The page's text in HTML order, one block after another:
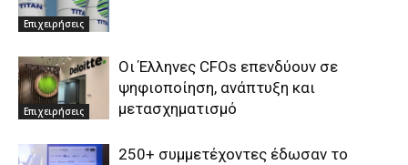
Επιχειρήσεις
Επιχειρήσεις
Οι Έλληνες CFOs επενδύουν σε
ψηφιοποίηση, ανάπτυξη και
μετασχηματισμό
250+ συμμετέχοντες έδωσαν το